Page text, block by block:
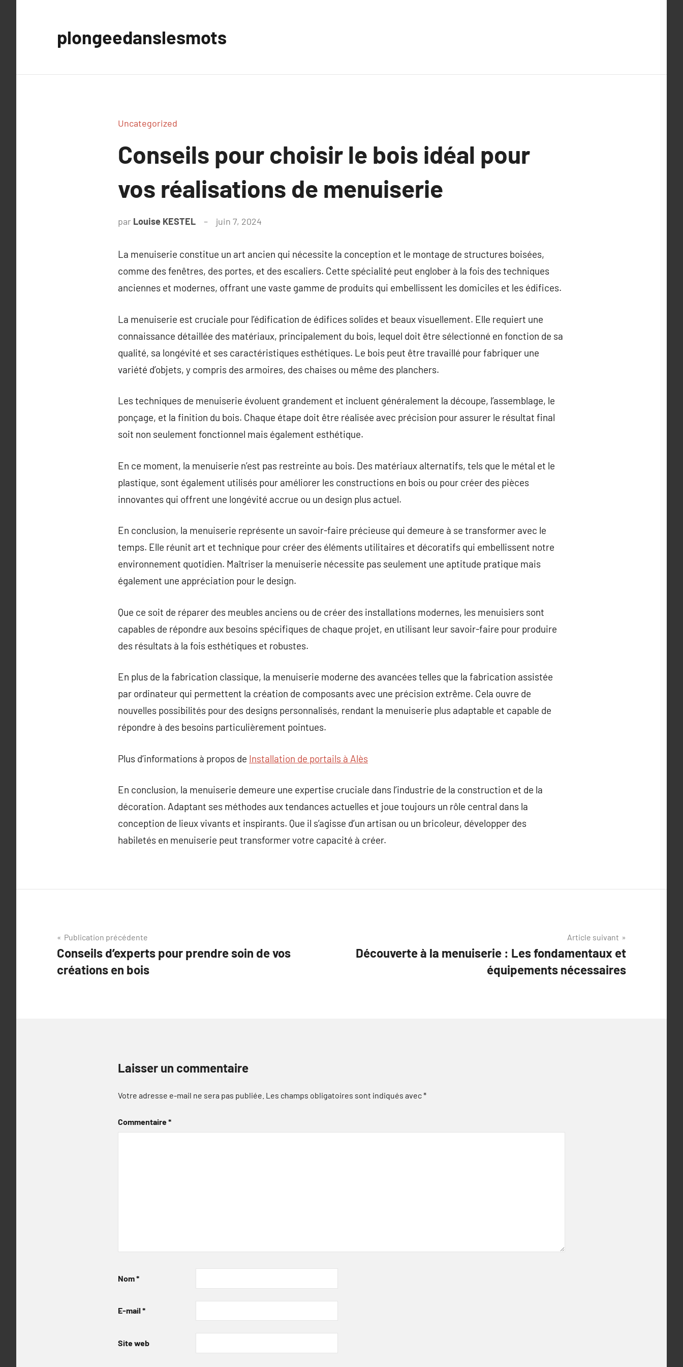
plongeedanslesmots
Uncategorized
Conseils pour choisir le bois idéal pour
vos réalisations de menuiserie
par Louise KESTEL juin 7, 2024
La menuiserie constitue un art ancien qui nécessite la conception et le montage de structures boisées,
comme des fenêtres, des portes, et des escaliers. Cette spécialité peut englober à la fois des techniques
anciennes et modernes, offrant une vaste gamme de produits qui embellissent les domiciles et les édifices.
La menuiserie est cruciale pour l’édification de édifices solides et beaux visuellement. Elle requiert une
connaissance détaillée des matériaux, principalement du bois, lequel doit être sélectionné en fonction de sa
qualité, sa longévité et ses caractéristiques esthétiques. Le bois peut être travaillé pour fabriquer une
variété d’objets, y compris des armoires, des chaises ou même des planchers.
Les techniques de menuiserie évoluent grandement et incluent généralement la découpe, l’assemblage, le
ponçage, et la finition du bois. Chaque étape doit être réalisée avec précision pour assurer le résultat final
soit non seulement fonctionnel mais également esthétique.
En ce moment, la menuiserie n’est pas restreinte au bois. Des matériaux alternatifs, tels que le métal et le
plastique, sont également utilisés pour améliorer les constructions en bois ou pour créer des pièces
innovantes qui offrent une longévité accrue ou un design plus actuel.
En conclusion, la menuiserie représente un savoir-faire précieuse qui demeure à se transformer avec le
temps. Elle réunit art et technique pour créer des éléments utilitaires et décoratifs qui embellissent notre
environnement quotidien. Maîtriser la menuiserie nécessite pas seulement une aptitude pratique mais
également une appréciation pour le design.
Que ce soit de réparer des meubles anciens ou de créer des installations modernes, les menuisiers sont
capables de répondre aux besoins spécifiques de chaque projet, en utilisant leur savoir-faire pour produire
des résultats à la fois esthétiques et robustes.
En plus de la fabrication classique, la menuiserie moderne des avancées telles que la fabrication assistée
par ordinateur qui permettent la création de composants avec une précision extrême. Cela ouvre de
nouvelles possibilités pour des designs personnalisés, rendant la menuiserie plus adaptable et capable de
répondre à des besoins particulièrement pointues.
Plus d’informations à propos de Installation de portails à Alès
En conclusion, la menuiserie demeure une expertise cruciale dans l’industrie de la construction et de la
décoration. Adaptant ses méthodes aux tendances actuelles et joue toujours un rôle central dans la
conception de lieux vivants et inspirants. Que il s’agisse d’un artisan ou un bricoleur, développer des
habiletés en menuiserie peut transformer votre capacité à créer.
Navigation
de
l’article
Publication précédente
Conseils d’experts pour prendre soin de vos
créations en bois
Article suivant
Découverte à la menuiserie : Les fondamentaux et
équipements nécessaires
Laisser un commentaire
Votre adresse e-mail ne sera pas publiée. Les champs obligatoires sont indiqués avec*
Commentaire*
Nom*
E-mail *
Site web